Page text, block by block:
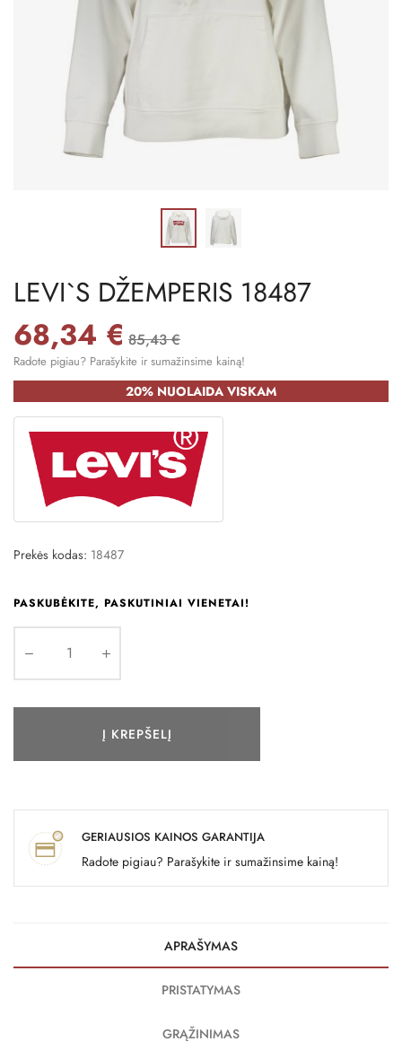
LEVI`S DŽEMPERIS 18487
68,34 € 85,43 €
Radote pigiau? Parašykite ir sumažinsime kainą!
20% NUOLAIDA VISKAM
Prekės kodas: 18487
PASKUBĖKITE, PASKUTINIAI VIENETAI!
Į KREPŠELĮ
GERIAUSIOS KAINOS GARANTIJA
Radote pigiau? Parašykite ir sumažinsime kainą!
APRAŠYMAS
PRISTATYMAS
GRĄŽINIMAS